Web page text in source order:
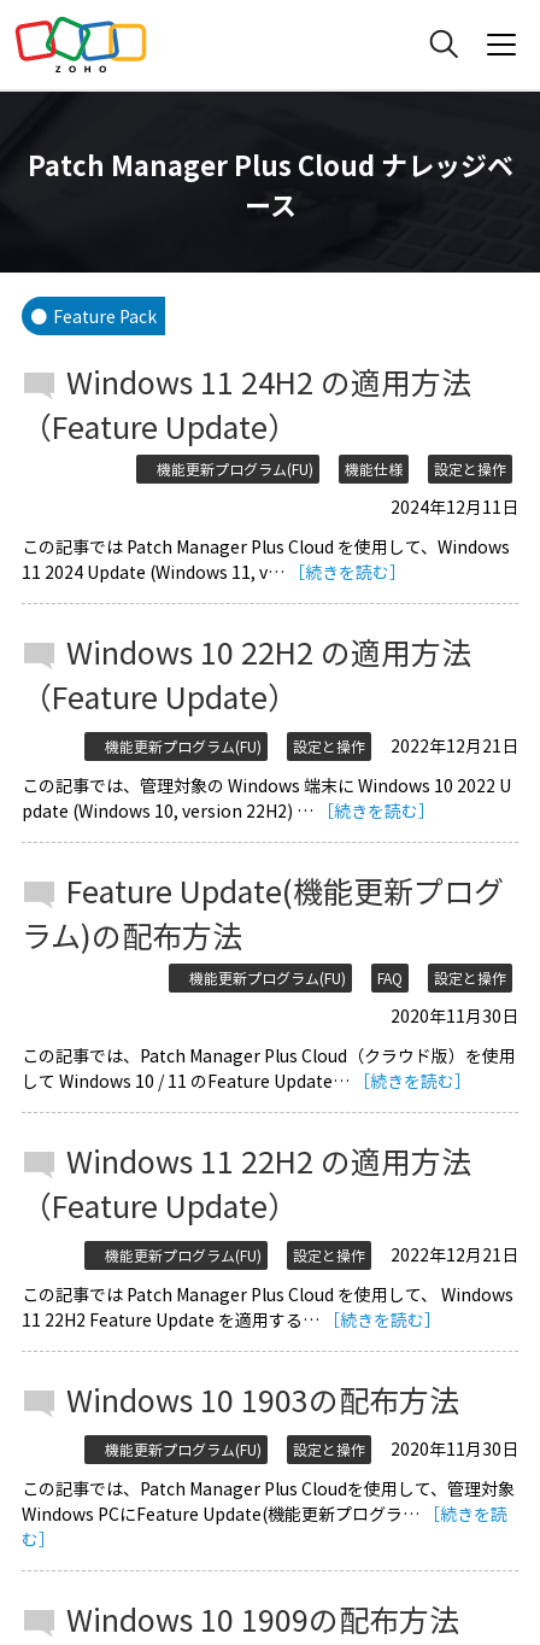
Patch Manager Plus Cloud ナレッジベ
ース
Feature Pack
Windows 11 24H2 の適用方法
（Feature Update）
機能更新プログラム(FU) 機能仕様 設定と操作
2024年12月11日
この記事では Patch Manager Plus Cloud を使用して、Windows
11 2024 Update (Windows 11, v…
［続きを読む］
Windows 10 22H2 の適用方法
（Feature Update）
機能更新プログラム(FU) 設定と操作
2022年12月21日
この記事では、管理対象の Windows 端末に Windows 10 2022 U
pdate (Windows 10, version 22H2) …
［続きを読む］
Feature Update(機能更新プログ
ラム)の配布方法
機能更新プログラム(FU) FAQ 設定と操作
2020年11月30日
この記事では、Patch Manager Plus Cloud（クラウド版）を使用
して Windows 10 / 11 のFeature Update…
［続きを読む］
Windows 11 22H2 の適用方法
（Feature Update）
機能更新プログラム(FU) 設定と操作
2022年12月21日
この記事では Patch Manager Plus Cloud を使用して、 Windows
11 22H2 Feature Update を適用する…
［続きを読む］
Windows 10 1903の配布方法
機能更新プログラム(FU) 設定と操作
2020年11月30日
この記事では、Patch Manager Plus Cloudを使用して、管理対象
Windows PCにFeature Update(機能更新プログラ…
［続きを読
む］
Windows 10 1909の配布方法